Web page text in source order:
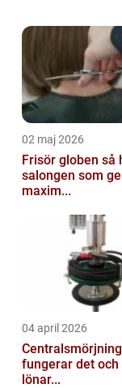
02 maj 2026
Frisör globen så hittar du
salongen som
maxim...
04 april 2026
fungerar det
lönar...